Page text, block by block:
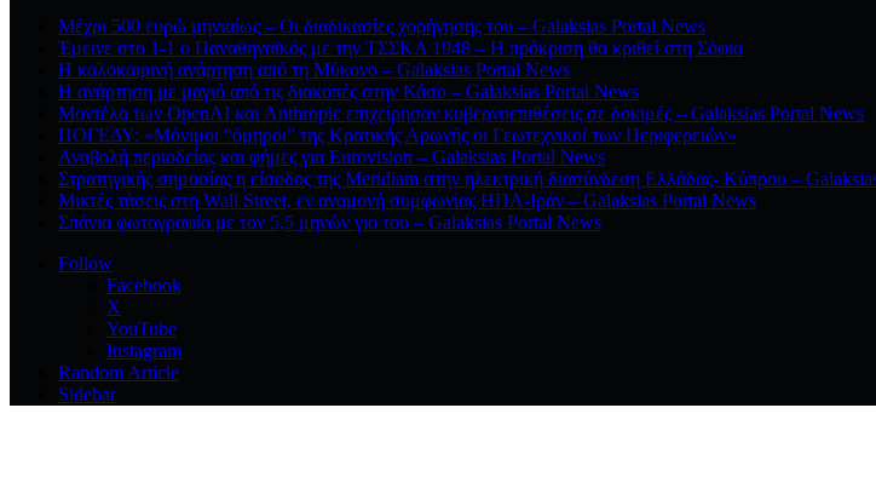
Μέχρι 500 ευρώ μηνιαίως – Οι διαδικασίες χορήγησης του – Galaksias Portal News
Έμεινε στο 1-1 ο Παναθηναϊκός με την ΤΣΣΚΑ 1948 – Η πρόκριση θα κριθεί στη Σόφια
Η καλοκαιρινή ανάρτηση από τη Μύκονο – Galaksias Portal News
Η ανάρτηση με μαγιό από τις διακοπές στην Κάσο – Galaksias Portal News
Μοντέλα των OpenAI και Anthropic επιχείρησαν κυβερνοεπιθέσεις σε δοκιμές – Galaksias Portal News
ΠΟΓΕΔΥ: «Μόνιμοι “όμηροι” της Κρατικής Αρωγής οι Γεωτεχνικοί των Περιφερειών»
Αναβολή περιοδείας και φήμες για Eurovision – Galaksias Portal News
Στρατηγικής σημασίας η είσοδος της Meridiam στην ηλεκτρική διασύνδεση Ελλάδας- Κύπρου –
Μικτές τάσεις στη Wall Street, εν αναμονή συμφωνίας ΗΠΑ-Ιράν – Galaksias Portal News
Σπάνια φωτογραφία με τον 5,5 μηνών γιο του – Galaksias Portal News
Follow
Facebook
X
YouTube
Instagram
Random Article
Sidebar